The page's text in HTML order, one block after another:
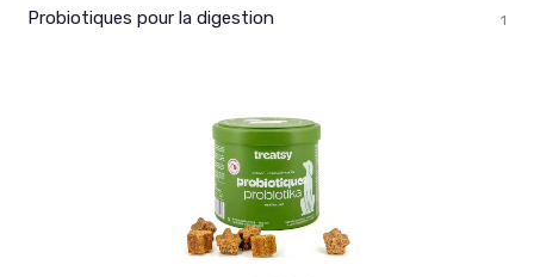
Probiotiques pour la digestion 1